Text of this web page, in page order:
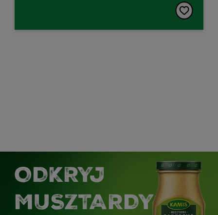
ODKRYJ
MUSZTARDY